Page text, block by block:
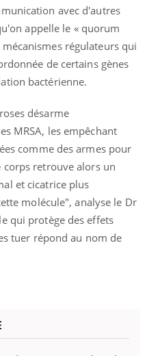
avec d'autres
appelle le « quorum
régulateurs qui
de certains gènes
bactérienne.
désarme
MRSA, les empêchant
comme des armes pour
corps retrouve alors un
et cicatrice plus
molécule", analyse le Dr
qui protège des effets
tuer répond au nom de